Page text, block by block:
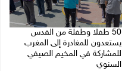
50 طفلا وطفلة من القدس
يستعدون للمغادرة إلى المغرب
للمشاركة في المخيم الصيفي
السنوي